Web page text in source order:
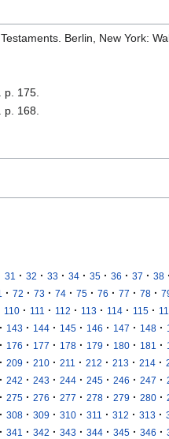
Berlin, New York:
175.
168.
31 · 32 · 33 · 34 · 35 · 36 · 37 · 38 ·
· 72 · 73 · 74 · 75 · 76 · 77 · 78 ·
110 · 111 · 112 · 113 · 114 · 115 ·
· 143 · 144 · 145 · 146 · 147 · 148 ·
· 176 · 177 · 178 · 179 · 180 · 181 ·
· 209 · 210 · 211 · 212 · 213 · 214 ·
· 242 · 243 · 244 · 245 · 246 · 247 ·
· 275 · 276 · 277 · 278 · 279 · 280 ·
· 308 · 309 · 310 · 311 · 312 · 313 ·
· 341 · 342 · 343 · 344 · 345 · 346 ·